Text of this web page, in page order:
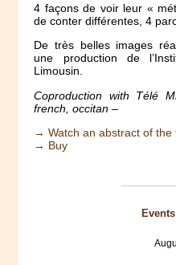
4 façons de voir leur «
de conter différentes, 4
De très belles images
une production de
Limousin.
Coproduction with Télé
french, occitan –
→ Watch an abstract of the
→ Buy